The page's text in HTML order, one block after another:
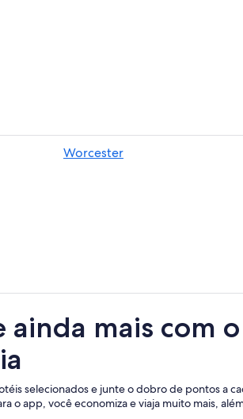
Worcester
ainda mais com
selecionados e junte o dobro de pontos a
o app, você economiza e viaja muito mais,